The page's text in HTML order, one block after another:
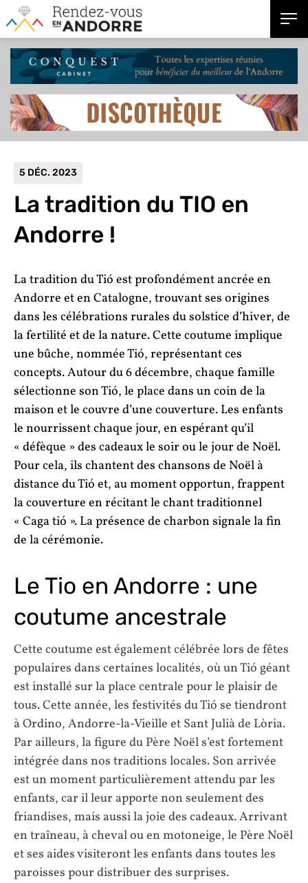
5 DÉC. 2023
La tradition du TIO en
Andorre !
La tradition du Tió est profondément ancrée en
Andorre et en Catalogne, trouvant ses origines
dans les célébrations rurales du solstice d’hiver, de
la fertilité et de la nature. Cette coutume implique
une bûche, nommée Tió, représentant ces
concepts. Autour du 6 décembre, chaque famille
sélectionne son Tió, le place dans un coin de la
maison et le couvre d’une couverture. Les enfants
le nourrissent chaque jour, en espérant qu’il
« défèque » des cadeaux le soir ou le jour de Noël.
Pour cela, ils chantent des chansons de Noël à
distance du Tió et, au moment opportun, frappent
la couverture en récitant le chant traditionnel
« Caga tió ». La présence de charbon signale la fin
de la cérémonie.
Le Tio en Andorre : une
coutume ancestrale
Cette coutume est également célébrée lors de fêtes
populaires dans certaines localités, où un Tió géant
est installé sur la place centrale pour le plaisir de
tous. Cette année, les festivités du Tió se tiendront
à Ordino, Andorre-la-Vieille et Sant Julià de Lòria.
Par ailleurs, la figure du Père Noël s’est fortement
intégrée dans nos traditions locales. Son arrivée
est un moment particulièrement attendu par les
enfants, car il leur apporte non seulement des
friandises, mais aussi la joie des cadeaux. Arrivant
en traîneau, à cheval ou en motoneige, le Père Noël
et ses aides visiteront les enfants dans toutes les
paroisses pour distribuer des surprises.